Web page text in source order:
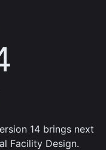
14 brings next
Facility Design.